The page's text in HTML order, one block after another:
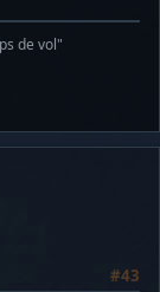
de vol"
#43